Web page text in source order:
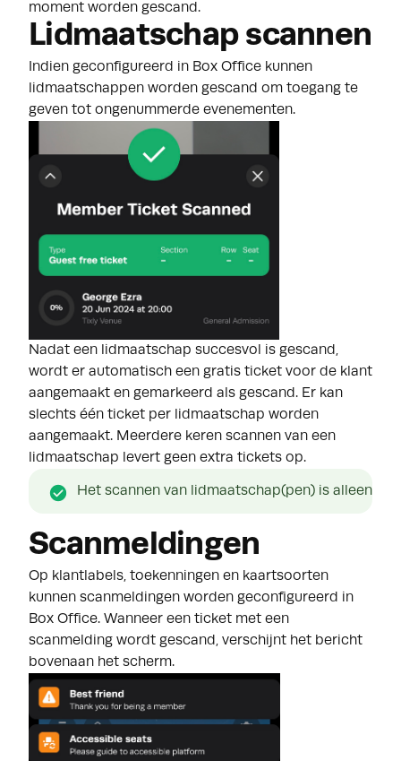
moment worden gescand.
Lidmaatschap scannen
Indien geconfigureerd in Box Office kunnen
lidmaatschappen worden gescand om toegang te
geven tot ongenummerde evenementen.
Nadat een lidmaatschap succesvol is gescand,
wordt er automatisch een gratis ticket voor de klant
aangemaakt en gemarkeerd als gescand. Er kan
slechts één ticket per lidmaatschap worden
aangemaakt. Meerdere keren scannen van een
lidmaatschap levert geen extra tickets op.
Het scannen van lidmaatschap(pen) is alleen
Scanmeldingen
Op klantlabels, toekenningen en kaartsoorten
kunnen scanmeldingen worden geconfigureerd in
Box Office. Wanneer een ticket met een
scanmelding wordt gescand, verschijnt het bericht
bovenaan het scherm.